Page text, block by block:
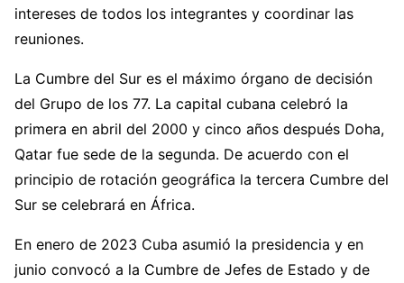
intereses de todos los integrantes y coordinar las
reuniones.
La Cumbre del Sur es el máximo órgano de decisión
del Grupo de los 77. La capital cubana celebró la
primera en abril del 2000 y cinco años después Doha,
Qatar fue sede de la segunda. De acuerdo con el
principio de rotación geográfica la tercera Cumbre del
Sur se celebrará en África.
En enero de 2023 Cuba asumió la presidencia y en
junio convocó a la Cumbre de Jefes de Estado y de